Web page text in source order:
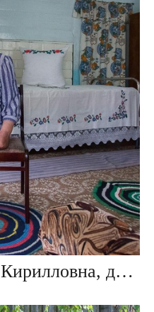
Кузич Александра Кирилловна, дер. Повитье, Беларусь